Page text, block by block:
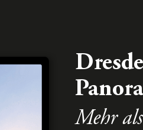
Mehr